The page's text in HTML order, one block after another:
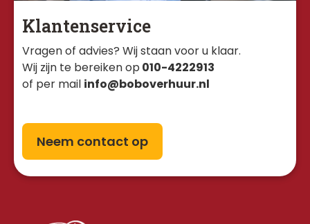
Klantenservice
Vragen of advies? Wij staan voor u klaar.
Wij zijn te bereiken op 010-4222913
of per mail info@boboverhuur.nl
Neem contact op